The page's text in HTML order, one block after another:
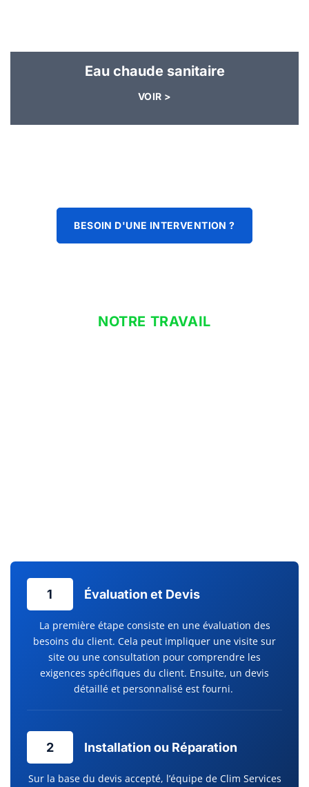
Eau chaude sanitaire
VOIR >
BESOIN D'UNE INTERVENTION ?
NOTRE TRAVAIL
1 Évaluation et Devis
La première étape consiste en une évaluation des
besoins du client. Cela peut impliquer une visite sur
site ou une consultation pour comprendre les
exigences spécifiques du client. Ensuite, un devis
détaillé et personnalisé est fourni.
2 Installation ou Réparation
Sur la base du devis accepté, l’équipe de Clim Services